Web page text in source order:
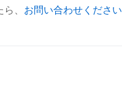
、 お問い合わせください